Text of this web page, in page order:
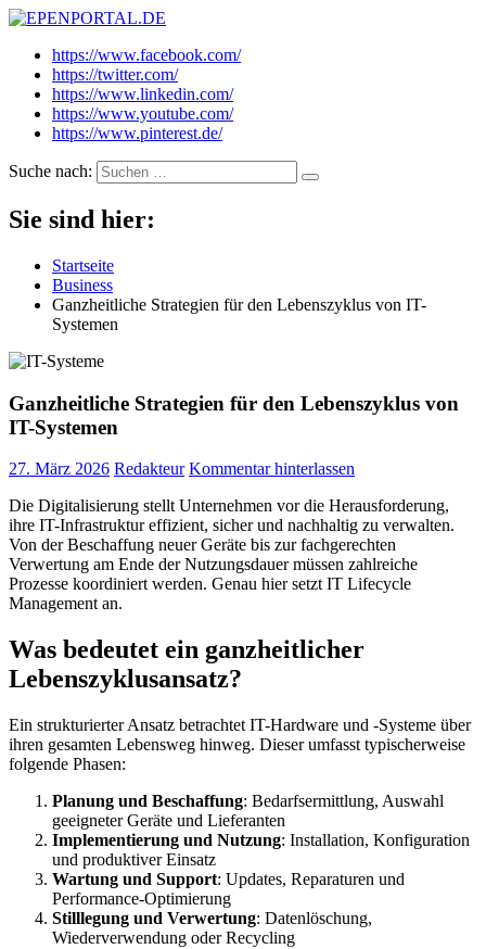
EPENPORTAL.DE
Epische News aus Politik, Finanzen & Gesellschaft
https://www.facebook.com/
https://twitter.com/
https://www.linkedin.com/
https://www.youtube.com/
https://www.pinterest.de/
Suche nach:
Sie sind hier:
Startseite
Business
Ganzheitliche Strategien für den Lebenszyklus von IT-
Systemen
Ganzheitliche Strategien für den Lebenszyklus von
IT-Systemen
27. März 2026 Redakteur Kommentar hinterlassen
Die Digitalisierung stellt Unternehmen vor die Herausforderung,
ihre IT-Infrastruktur effizient, sicher und nachhaltig zu verwalten.
Von der Beschaffung neuer Geräte bis zur fachgerechten
Verwertung am Ende der Nutzungsdauer müssen zahlreiche
Prozesse koordiniert werden. Genau hier setzt IT Lifecycle
Management an.
Was bedeutet ein ganzheitlicher
Lebenszyklusansatz?
Ein strukturierter Ansatz betrachtet IT-Hardware und -Systeme über
ihren gesamten Lebensweg hinweg. Dieser umfasst typischerweise
folgende Phasen:
Planung und Beschaffung: Bedarfsermittlung, Auswahl
geeigneter Geräte und Lieferanten
Implementierung und Nutzung: Installation, Konfiguration
und produktiver Einsatz
Wartung und Support: Updates, Reparaturen und
Performance-Optimierung
Stilllegung und Verwertung: Datenlöschung,
Wiederverwendung oder Recycling